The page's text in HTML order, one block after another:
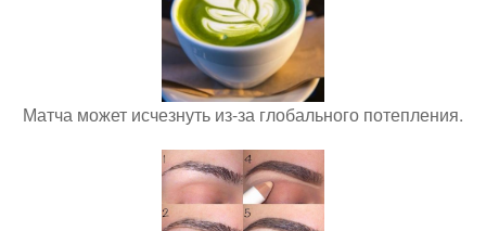
Матча может исчезнуть из-за глобального потепления.